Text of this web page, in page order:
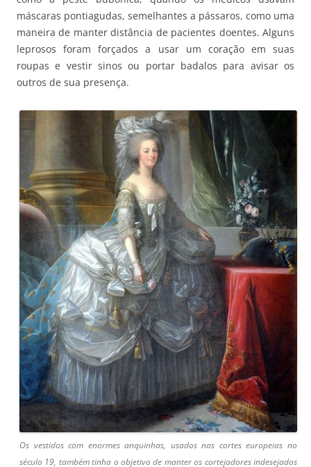
máscaras pontiagudas, semelhantes a pássaros, como uma
maneira de manter distância de pacientes doentes. Alguns
leprosos foram forçados a usar um coração em suas
roupas e vestir sinos ou portar badalos para avisar os
outros de sua presença.
Os vestidos com enormes anquinhas, usados nas cortes europeias no
século 19, também tinha o objetivo de manter os cortejadores indesejados